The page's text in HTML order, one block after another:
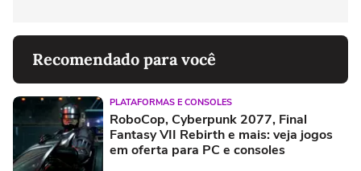
Recomendado para você
PLATAFORMAS E CONSOLES
RoboCop, Cyberpunk 2077, Final
Fantasy VII Rebirth e mais: veja jogos
em oferta para PC e consoles